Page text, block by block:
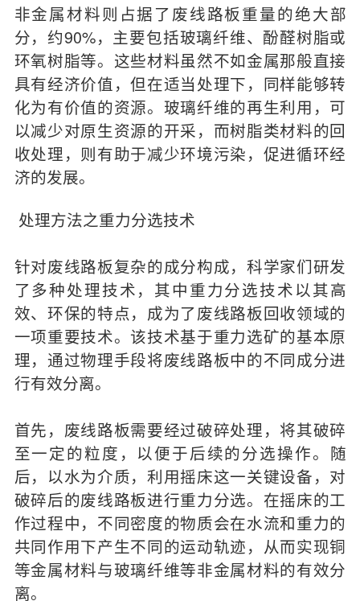
非金属材料则占据了废线路板重量的绝大部
分，约90%，主要包括玻璃纤维、酚醛树脂或
环氧树脂等。这些材料虽然不如金属那般直接
具有经济价值，但在适当处理下，同样能够转
化为有价值的资源。玻璃纤维的再生利用，可
以减少对原生资源的开采，而树脂类材料的回
收处理，则有助于减少环境污染，促进循环经
济的发展。
处理方法之重力分选技术
针对废线路板复杂的成分构成，科学家们研发
了多种处理技术，其中重力分选技术以其高
效、环保的特点，成为了废线路板回收领域的
一项重要技术。该技术基于重力选矿的基本原
理，通过物理手段将废线路板中的不同成分进
行有效分离。
首先，废线路板需要经过破碎处理，将其破碎
至一定的粒度，以便于后续的分选操作。随
后，以水为介质，利用摇床这一关键设备，对
破碎后的废线路板进行重力分选。在摇床的工
作过程中，不同密度的物质会在水流和重力的
共同作用下产生不同的运动轨迹，从而实现铜
等金属材料与玻璃纤维等非金属材料的有效分
离。